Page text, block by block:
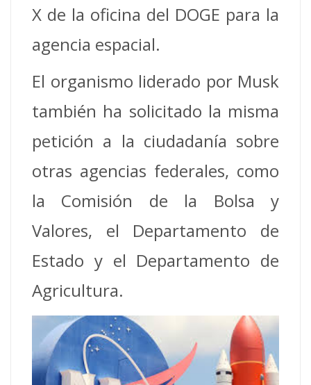
X de la oficina del DOGE para la
agencia espacial.
El organismo liderado por Musk
también ha solicitado la misma
petición a la ciudadanía sobre
otras agencias federales, como
la Comisión de la Bolsa y
Valores, el Departamento de
Estado y el Departamento de
Agricultura.